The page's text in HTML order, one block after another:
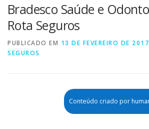
Bradesco Saúde e
Rota Seguros
PUBLICADO EM 13 DE FEVEREIRO DE 2017
SEGUROS
Conteúdo criado por